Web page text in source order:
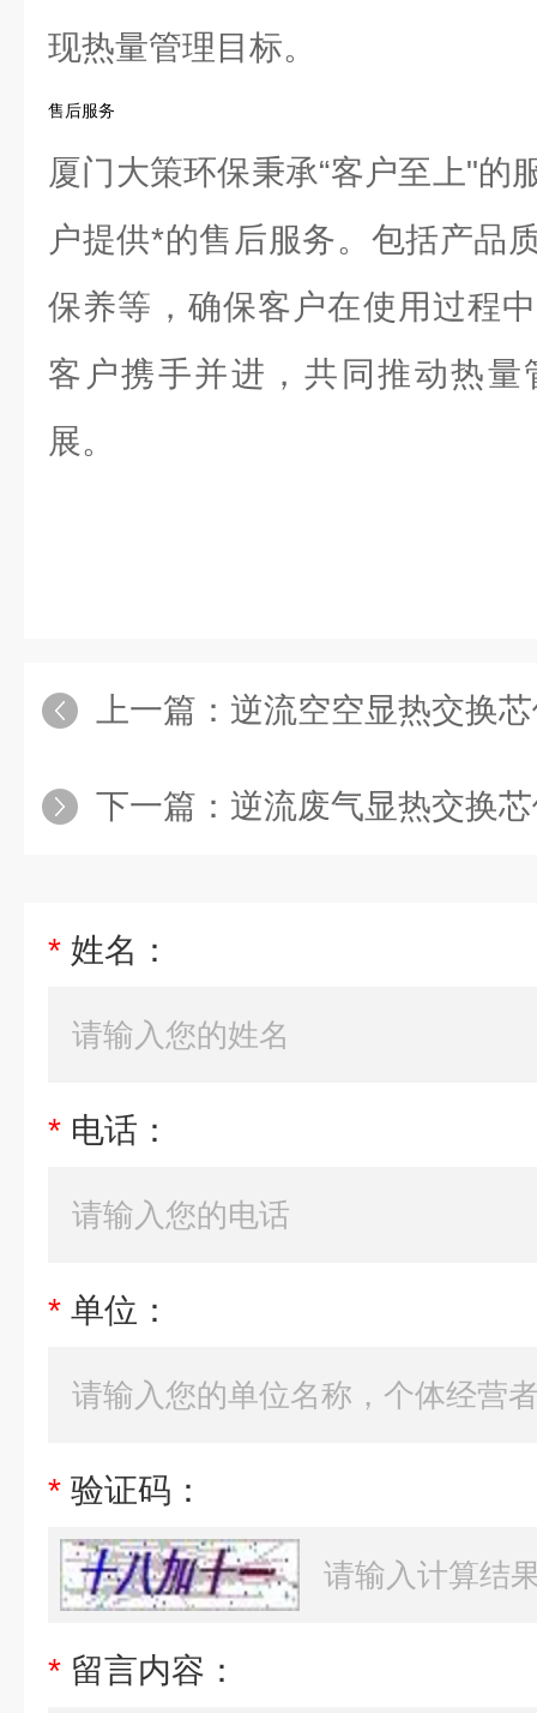
现热量管理目标。
售后服务
厦门大策环保秉承“客户至上"的
户提供*的售后服务。包括产品
保养等，确保客户在使用过程
客户携手并进，共同推动热
展。
上一篇： 逆流空空显热交换芯
下一篇： 逆流废气显热交换
* 姓名：
* 电话：
* 单位：
* 验证码：
* 留言内容：